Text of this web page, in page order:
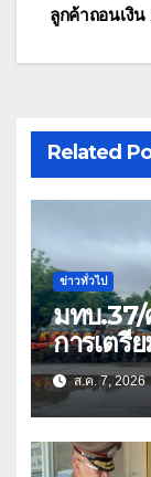
ลูกค้าถอนเงิ
Related
ข่าวทั่วไป
มทบ.37/
การเตรี
ด้านการ
ส.ค. 7, 2026